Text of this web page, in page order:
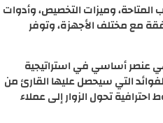
المتاحة، وميزات التخصيص، وأدوات
مع مختلف الأجهزة، وتوفر
عنصر أساسي في استراتيجية
التي سيحصل عليها القارئ من
تحول الزوار إلى عملاء